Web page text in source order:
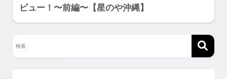
ビュー！〜前編〜【星のや沖縄】